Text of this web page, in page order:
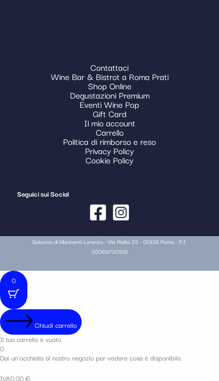
Contattaci
Wine Bar & Bistrot a Roma Prati
Shop Online
Degustazioni Premium
Eventi Wine Pop
Gift Card
Il mio account
Carrello
Politica di rimborso e reso
Privacy Policy
Cookie Policy
Seguici sui Social
Solovino di Macinanti Lorenzo - Via Rialto 25 - 00136 Roma - P.I.
03069720591
0
Chiudi carrello
Il tuo carrello è vuoto
0
Dai un'occhiata al nostro negozio per vedere cosa è disponibile
IVA0,00€